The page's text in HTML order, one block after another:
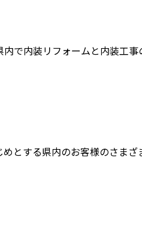
で内装リフォームと内装工事
とする県内のお客様のさまざ